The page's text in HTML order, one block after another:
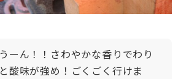
うーん！！さわやかな香りでわり
と酸味が強め！ごくごく行けま